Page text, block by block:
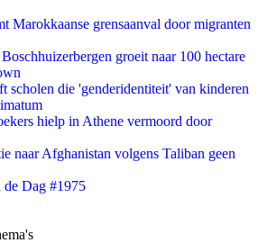
Marokkaanse grensaanval door migranten
groeit naar 100 hectare
scholen die 'genderidentiteit' van kinderen
hielp in Athene vermoord door
naar Afghanistan volgens Taliban geen
de Dag #1975